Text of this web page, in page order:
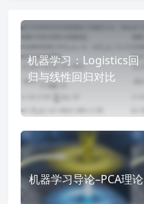
机器学习：Logistics回
归与线性回归对比
机器学习导论–PCA理论